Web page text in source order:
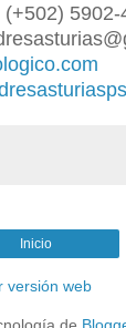
5902-
Inicio
versión web